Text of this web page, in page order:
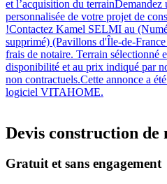
et l’acquisition du terrainDemandez
personnalisée de votre projet de
!Contactez Kamel SELMI au
supprimé) (Pavillons d'Île-de-
frais de notaire. Terrain sélectionné
disponibilité et au prix indiqué par
non contractuels.Cette annonce a
logiciel VITAHOME.
Devis construction de
Gratuit et sans engagement